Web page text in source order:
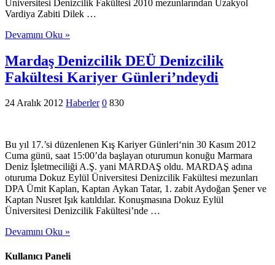
Üniversitesi Denizcilik Fakültesi 2010 mezunlarından Uzakyol
Vardiya Zabiti Dilek …
Devamını Oku »
Mardaş Denizcilik DEÜ Denizcilik
Fakültesi Kariyer Günleri’ndeydi
24 Aralık 2012 Haberler 0 830
Bu yıl 17.’si düzenlenen Kış Kariyer Günleri‘nin 30 Kasım 2012
Cuma günü, saat 15:00’da başlayan oturumun konuğu Marmara
Deniz İşletmeciliği A.Ş. yani MARDAŞ oldu. MARDAŞ adına
oturuma Dokuz Eylül Üniversitesi Denizcilik Fakültesi mezunları
DPA Ümit Kaplan, Kaptan Aykan Tatar, 1. zabit Aydoğan Şener ve
Kaptan Nusret Işık katıldılar. Konuşmasına Dokuz Eylül
Üniversitesi Denizcilik Fakültesi’nde …
Devamını Oku »
Kullanıcı Paneli